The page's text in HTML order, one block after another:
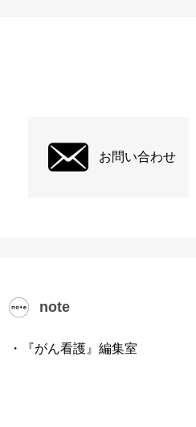
お問い合わせ
note
・『がん看護』編集室